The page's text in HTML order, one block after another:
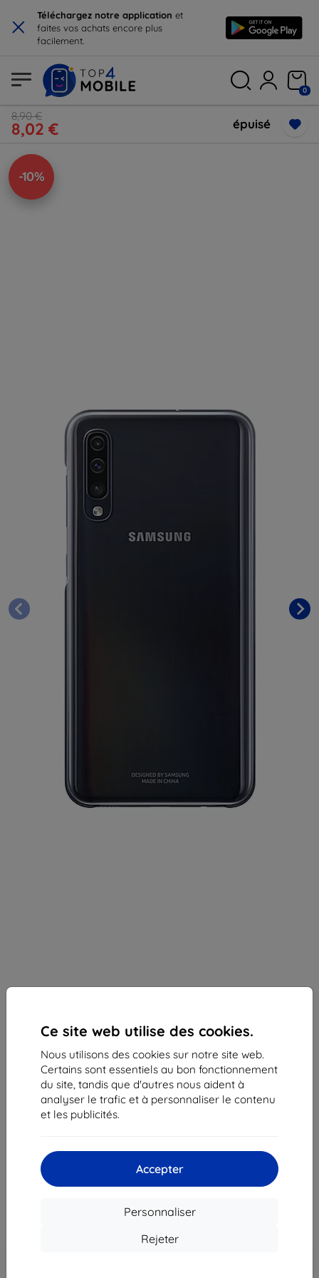
× Téléchargez notre application et
faites vos achats encore plus
facilement.
Ce site web utilise des cookies.
Nous utilisons des cookies sur notre site web.
Certains sont essentiels au bon fonctionnement
du site, tandis que d'autres nous aident à
analyser le trafic et à personnaliser le contenu
et les publicités.
Accepter
Personnaliser
Rejeter
0
8,90 €
8,02 € épuisé
-10%
Coque Case Samsung EF-AA505CB A50 Gradiation
Cover black (EF-AA505CBEGWW)
8,90 €
8,02 €
Réduction avec coupon